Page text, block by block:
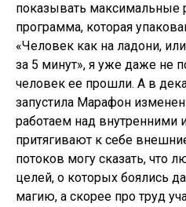
показывать максимальные
программа, которая
«Человек как на ладони,
за 5 минут», я уже даже не
человек ее прошли. А в
запустила Марафон
работаем над внутренними
притягивают к себе
потоков могу сказать, что
целей, о которых боялись
магию, а скорее про труд